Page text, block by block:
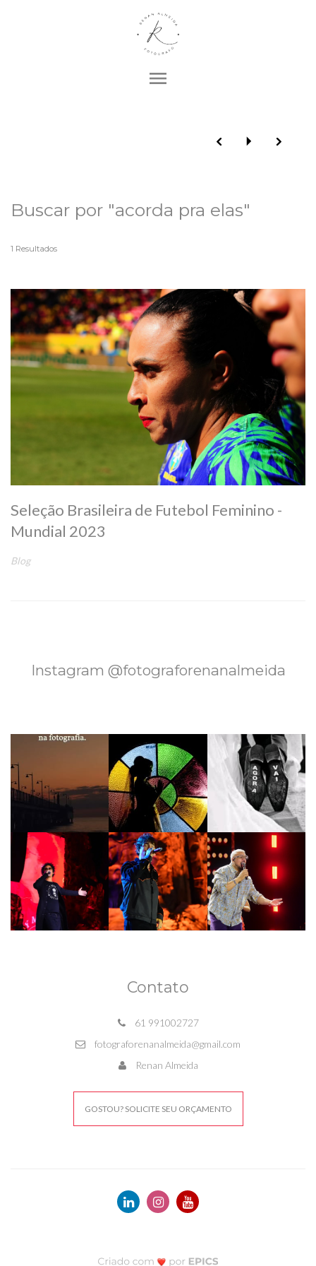
menu
Buscar por "acorda pra elas"
1 Resultados
Seleção Brasileira de Futebol Feminino -
Mundial 2023
Blog
Instagram @fotograforenanalmeida
Contato
61 991002727
fotograforenanalmeida@gmail.com
Renan Almeida
GOSTOU? SOLICITE SEU ORÇAMENTO